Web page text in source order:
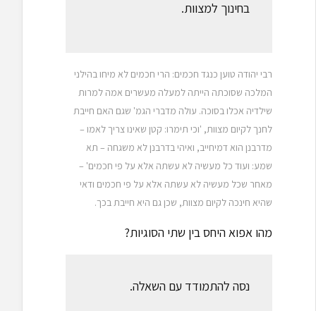
בחינוך למצוות.
רבי יהודה טוען כנגד חכמים: הרי חכמים לא מיחו בהילני
המלכה שסוכתה הייתה למעלה מעשרים אמה למרות
שילדיה אכלו בסוכה. עולה מדברי הגמ' שגם האם חייבת
לחנך לקיום מצוות, 'וכי תימרו: קטן שאינו צריך לאמו –
מדרבנן הוא דמיחייב, ואיהי בדרבנן לא משגחה – תא
שמע: ועוד כל מעשיה לא עשתה אלא על פי חכמים' –
מאחר שכל מעשיה לא עשתה אלא על פי חכמים ודאי
שהיא חינכה לקיום מצוות, שכן גם היא חייבת בכך.
מהו אפוא היחס בין שתי הסוגיות?
נסה להתמודד עם השאלה.